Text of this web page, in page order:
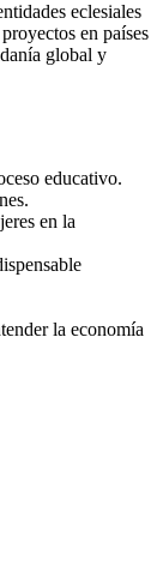
eclesiales
en países
global y
educativo.
en la
la economía